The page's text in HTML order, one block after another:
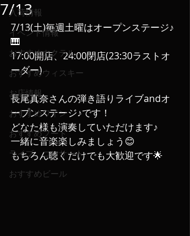
入荷情報
イベント情報
おすすめカクテル
おすすめウィスキー
お店情報
おすすめワイン
おすすめフード
ライブ、コンサート
おすすめビール
7/13
7/13(土)毎週土曜はオープンステージ♪
🎹
17:00開店、24:00閉店(23:30ラストオ
ーダー)
長尾真奈さんの弾き語りライブandオ
ープンステージ♪です！
どなた様も演奏していただけます♪
一緒に音楽楽しみましょう😊
もちろん聴くだけでも大歓迎です🌟